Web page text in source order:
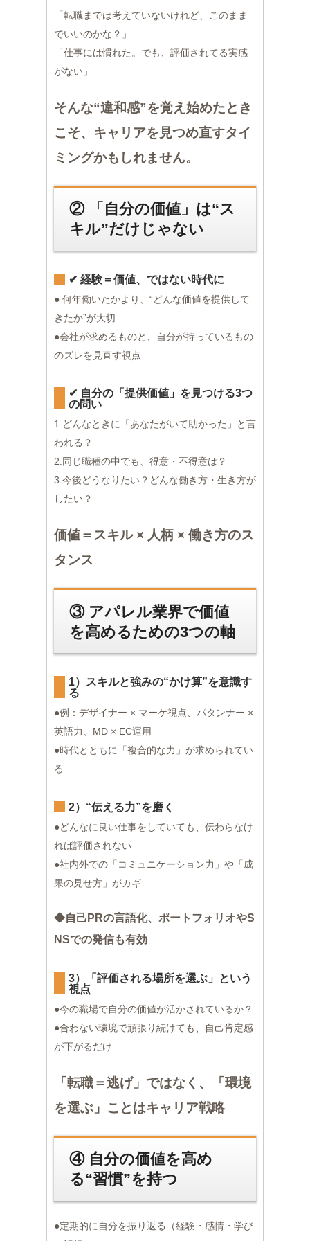
「転職までは考えていないけれど、このまま
でいいのかな？」
「仕事には慣れた。でも、評価されてる実感
がない」
そんな“違和感”を覚え始めたとき
こそ、キャリアを見つめ直すタイ
ミングかもしれません。
② 「自分の価値」は“ス
キル”だけじゃない
✔︎ 経験＝価値、ではない時代に
● 何年働いたかより、“どんな価値を提供して
きたか”が大切
●会社が求めるものと、自分が持っているもの
のズレを見直す視点
✔︎ 自分の「提供価値」を見つける3つ
の問い
1.どんなときに「あなたがいて助かった」と言
われる？
2.同じ職種の中でも、得意・不得意は？
3.今後どうなりたい？どんな働き方・生き方が
したい？
価値＝スキル × 人柄 × 働き方のス
タンス
③ アパレル業界で価値
を高めるための3つの軸
1）スキルと強みの“かけ算”を意識す
る
●例：デザイナー × マーケ視点、パタンナー ×
英語力、MD × EC運用
●時代とともに「複合的な力」が求められてい
る
2）“伝える力”を磨く
●どんなに良い仕事をしていても、伝わらなけ
れば評価されない
●社内外での「コミュニケーション力」や「成
果の見せ方」がカギ
◆自己PRの言語化、ポートフォリオやS
NSでの発信も有効
3）「評価される場所を選ぶ」という
視点
●今の職場で自分の価値が活かされているか？
●合わない環境で頑張り続けても、自己肯定感
が下がるだけ
「転職＝逃げ」ではなく、「環境
を選ぶ」ことはキャリア戦略
④ 自分の価値を高め
る“習慣”を持つ
●定期的に自分を振り返る（経験・感情・学び